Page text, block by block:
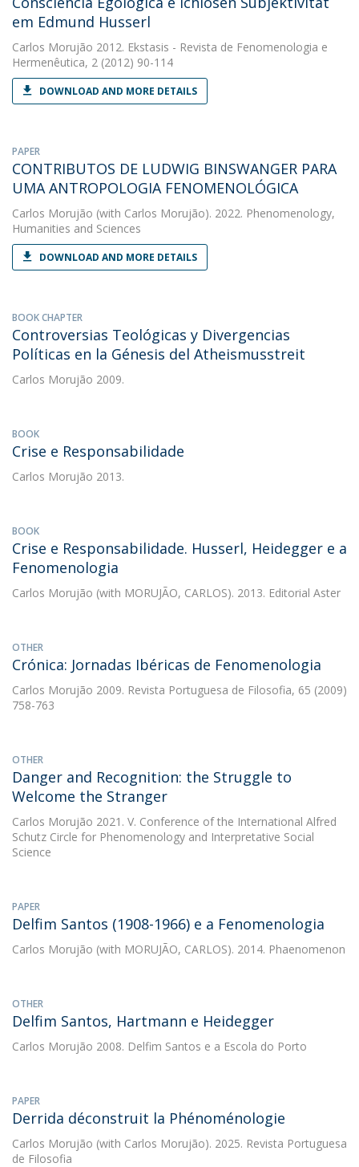
em Edmund Husserl
Carlos Morujão 2012. Ekstasis - Revista de Fenomenologia e
Hermenêutica, 2 (2012) 90-114
DOWNLOAD AND MORE DETAILS
PAPER
CONTRIBUTOS DE LUDWIG BINSWANGER PARA
UMA ANTROPOLOGIA FENOMENOLÓGICA
Carlos Morujão (with Carlos Morujão). 2022. Phenomenology,
Humanities and Sciences
DOWNLOAD AND MORE DETAILS
BOOK CHAPTER
Controversias Teológicas y Divergencias
Políticas en la Génesis del Atheismusstreit
Carlos Morujão 2009.
BOOK
Crise e Responsabilidade
Carlos Morujão 2013.
BOOK
Crise e Responsabilidade. Husserl, Heidegger e a
Fenomenologia
Carlos Morujão (with MORUJÃO, CARLOS). 2013. Editorial Aster
OTHER
Crónica: Jornadas Ibéricas de Fenomenologia
Carlos Morujão 2009. Revista Portuguesa de Filosofia, 65 (2009)
758-763
OTHER
Danger and Recognition: the Struggle to
Welcome the Stranger
Carlos Morujão 2021. V. Conference of the International Alfred
Schutz Circle for Phenomenology and Interpretative Social
Science
PAPER
Delfim Santos (1908-1966) e a Fenomenologia
Carlos Morujão (with MORUJÃO, CARLOS). 2014. Phaenomenon
OTHER
Delfim Santos, Hartmann e Heidegger
Carlos Morujão 2008. Delfim Santos e a Escola do Porto
PAPER
Derrida déconstruit la Phénoménologie
Carlos Morujão (with Carlos Morujão). 2025. Revista Portuguesa
de Filosofia